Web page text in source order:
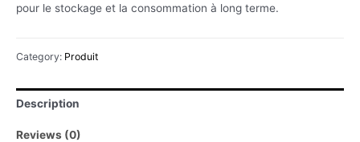
pour le stockage et la consommation à long terme.
Category: Produit
Description
Reviews (0)